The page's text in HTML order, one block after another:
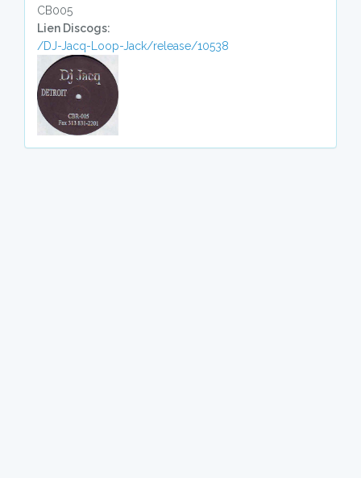
CB005
Lien Discogs:
/DJ-Jacq-Loop-Jack/release/10538